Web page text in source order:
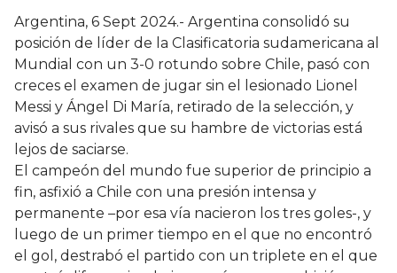
Argentina, 6 Sept 2024.- Argentina consolidó su
posición de líder de la Clasificatoria sudamericana al
Mundial con un 3-0 rotundo sobre Chile, pasó con
creces el examen de jugar sin el lesionado Lionel
Messi y Ángel Di María, retirado de la selección, y
avisó a sus rivales que su hambre de victorias está
lejos de saciarse.
El campeón del mundo fue superior de principio a
fin, asfixió a Chile con una presión intensa y
permanente –por esa vía nacieron los tres goles-, y
luego de un primer tiempo en el que no encontró
el gol, destrabó el partido con un triplete en el que